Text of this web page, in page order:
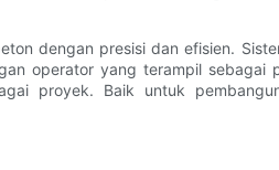
dengan presisi dan efisien.
operator yang terampil
proyek. Baik untuk